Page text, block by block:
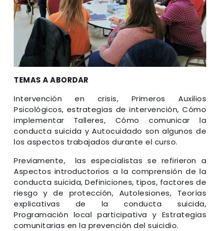
TEMAS A ABORDAR
Intervención en crisis, Primeros Auxilios
Psicológicos, estrategias de intervención, Cómo
implementar Talleres, Cómo comunicar la
conducta suicida y Autocuidado son algunos de
los aspectos trabajados durante el curso.
Previamente, las especialistas se refirieron a
Aspectos introductorios a la comprensión de la
conducta suicida, Definiciones, tipos, factores de
riesgo y de protección, Autolesiones, Teorías
explicativas de la conducta suicida,
Programación local participativa y Estrategias
comunitarias en la prevención del suicidio.